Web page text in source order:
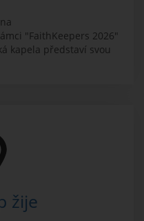
"FaithKeepers 2026"
kapela představí svou
žije